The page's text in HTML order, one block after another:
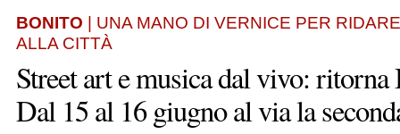
BONITO | UNA MANO DI VERNICE PER
ALLA CITTÀ
Street art e musica dal vivo: ritorna
Dal 15 al 16 giugno al via la